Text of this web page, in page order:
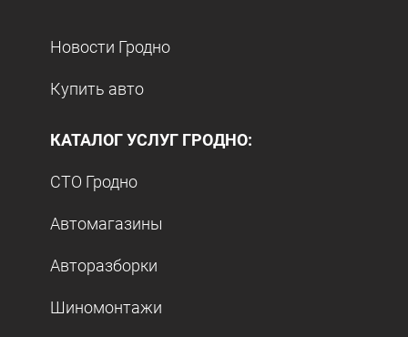
Новости Гродно
Купить авто
КАТАЛОГ УСЛУГ ГРОДНО:
СТО Гродно
Автомагазины
Авторазборки
Шиномонтажи